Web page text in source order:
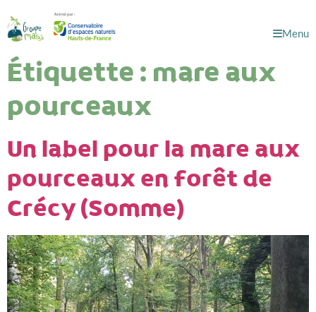
Menu
Étiquette :mare aux
pourceaux
Un label pour la mare aux
pourceaux en forêt de
Crécy (Somme)